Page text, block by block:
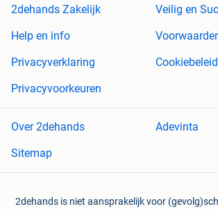
2dehands Zakelijk
Veilig en
Help en info
Privacyverklaring
Cookiebeleid
Privacyvoorkeuren
Over 2dehands
Adevinta
Sitemap
2dehands is niet aansprakelijk voor